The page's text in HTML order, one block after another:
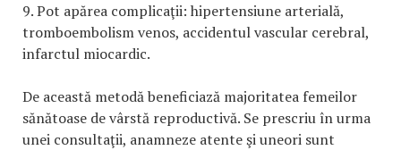
9. Pot apărea complicaţii: hipertensiune arterială,
tromboembolism venos, accidentul vascular cerebral,
infarctul miocardic.
De această metodă beneficiază majoritatea femeilor
sănătoase de vârstă reproductivă. Se prescriu în urma
unei consultaţii, anamneze atente şi uneori sunt